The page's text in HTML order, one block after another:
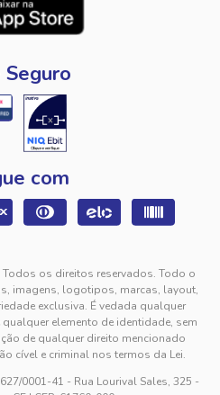
com
os direitos reservados. Todo o
imagens, logotipos, marcas, layout,
exclusiva. É vedada qualquer
elemento de identidade, sem
de qualquer direito mencionado
cível e criminal nos termos da Lei.
0001-41 - Rua Lourival Sales, 325 -